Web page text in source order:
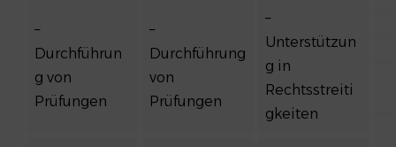
–
Durchführun
g von
Prüfungen
–
Durchführung
von
Prüfungen
–
Unterstützun
g in
Rechtsstreiti
gkeiten